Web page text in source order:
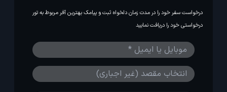
درخواست سفر خود را در مدت زمان دلخواه ثبت و پیامک بهترین آفر مربوط به تور
درخواستی خود را دریافت نمایید